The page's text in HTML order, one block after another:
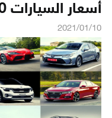
أسعار السيارات 2020
2021/01/10